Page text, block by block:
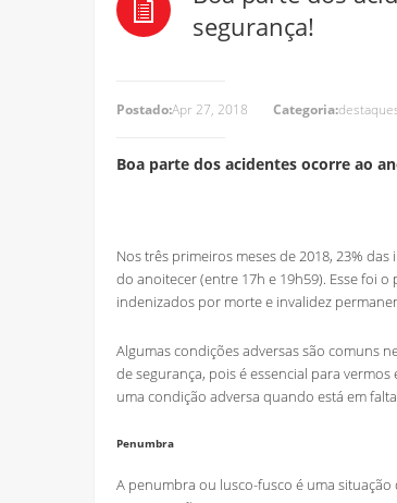
segurança!
Postado:Apr 27, 2018 Categoria:
Boa parte dos acidentes ocorre ao
Nos três primeiros meses de 2018, 23%
do anoitecer (entre 17h e 19h59). Esse foi
indenizados por morte e invalidez
Algumas condições adversas são comuns
de segurança, pois é essencial para
uma condição adversa quando está em
Penumbra
A penumbra ou lusco-fusco é uma